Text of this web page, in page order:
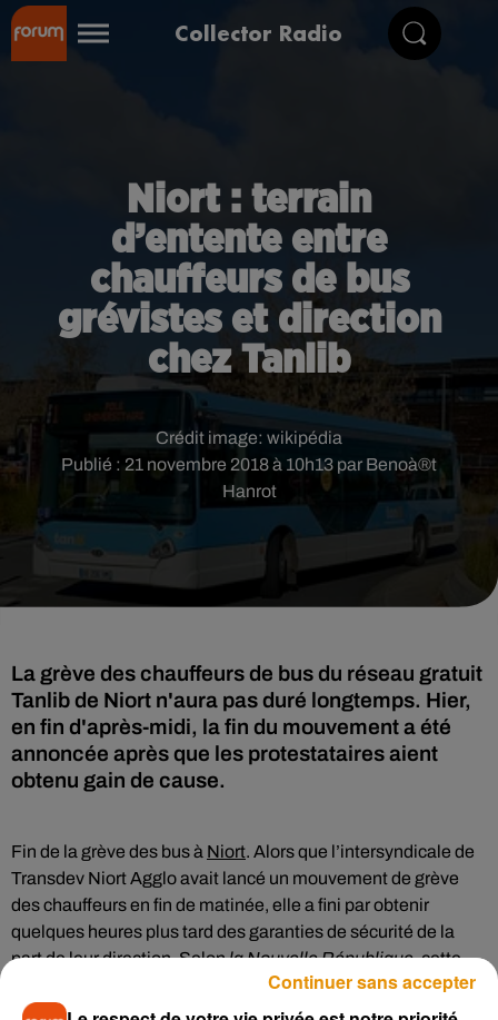
Collector Radio
Niort : terrain
d’entente entre
chauffeurs de bus
grévistes et direction
chez Tanlib
Publié : 21 novembre 2018 à 10h13 par Benoà®t
Hanrot
Crédit image: wikipédia
La grève des chauffeurs de bus du réseau gratuit
Tanlib de Niort n'aura pas duré longtemps. Hier,
en fin d'après-midi, la fin du mouvement a été
annoncée après que les protestataires aient
obtenu gain de cause.
Fin de la grève des bus à Niort. Alors que l’intersyndicale de
Transdev Niort Agglo avait lancé un mouvement de grève
des chauffeurs en fin de matinée, elle a fini par obtenir
quelques heures plus tard des garanties de sécurité de la
part de leur direction. Selonla Nouvelle République, cette
dernière prévoit d’augmenter le nombre de contrôleurs sur le
réseau de bus gratuit Tanlib . De son côté, la mairie, qui a
Continuer sans accepter